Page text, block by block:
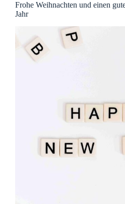
Frohe Weihnachten und einen
Jahr